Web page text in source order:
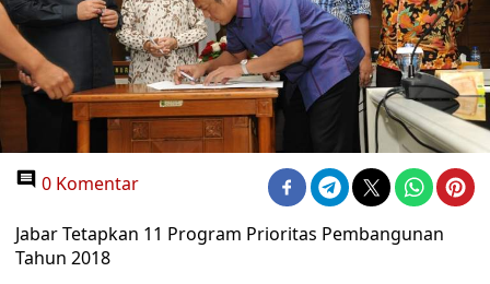
0 Komentar
Jabar Tetapkan 11 Program Prioritas Pembangunan
Tahun 2018